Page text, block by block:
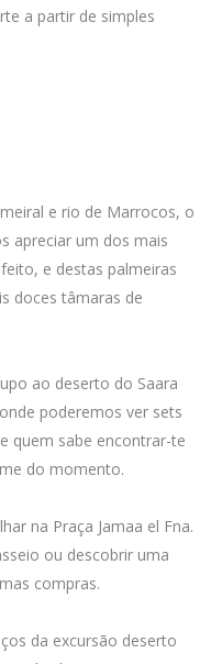
a partir de simples
e rio de Marrocos, o
apreciar um dos mais
e destas palmeiras
doces tâmaras de
ao deserto do Saara
poderemos ver sets
quem sabe encontrar-te
do momento.
na Praça Jamaa el Fna.
ou descobrir uma
compras.
da excursão deserto